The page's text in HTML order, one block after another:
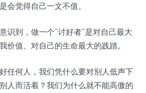
会觉得自己一文不值。
识到，做一个“讨好者”是对自己最大
价值、对自己的生命最大的践踏。
任何人，我们凭什么要对别人低声下
人而活着？我们为什么就不能高傲的